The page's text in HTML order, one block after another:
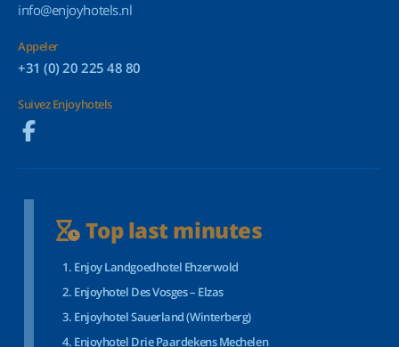
info@enjoyhotels.nl
Appeler
+31 (0) 20 225 48 80
Suivez Enjoyhotels
Top last minutes
Enjoy Landgoedhotel Ehzerwold
Enjoyhotel Des Vosges – Elzas
Enjoyhotel Sauerland (Winterberg)
Enjoyhotel Drie Paardekens Mechelen